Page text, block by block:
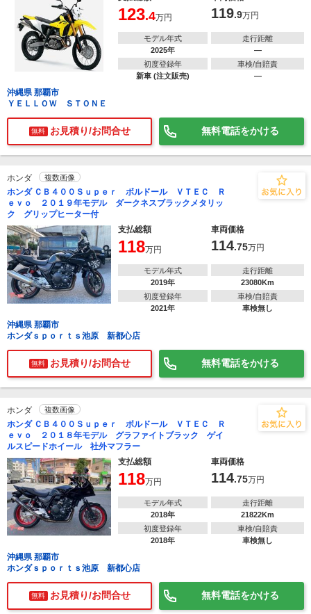
123.4万円 119.9万円
モデル年式
2025年
走行距離
―
初度登録年
新車 (注文販売)
車検/自賠責
―
沖縄県 那覇市
ＹＥＬＬＯＷ ＳＴＯＮＥ
無料 お見積り/お問合せ 無料電話をかける
ホンダ 複数画像
ホンダ ＣＢ４００Ｓｕｐｅｒ ボルドール ＶＴＥＣ Ｒ
ｅｖｏ ２０１９年モデル ダークネスブラックメタリッ
ク グリップヒーター付
支払総額
車両価格
118万円 114.75万円
モデル年式
2019年
走行距離
23080Km
初度登録年
2021年
車検/自賠責
車検無し
沖縄県 那覇市
ホンダｓｐｏｒｔｓ池原 新都心店
無料 お見積り/お問合せ 無料電話をかける
ホンダ 複数画像
ホンダ ＣＢ４００Ｓｕｐｅｒ ボルドール ＶＴＥＣ Ｒ
ｅｖｏ ２０１８年モデル グラファイトブラック ゲイ
ルスピードホイール 社外マフラー
支払総額
車両価格
118万円 114.75万円
モデル年式
2018年
走行距離
21822Km
初度登録年
2018年
車検/自賠責
車検無し
沖縄県 那覇市
ホンダｓｐｏｒｔｓ池原 新都心店
無料 お見積り/お問合せ 無料電話をかける